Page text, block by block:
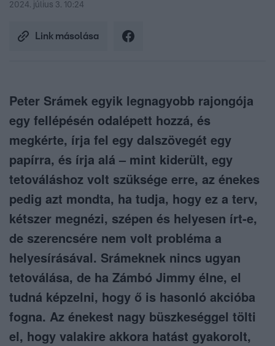
2024. július 3. 10:24
Link másolása
Peter Srámek egyik legnagyobb rajongója
egy fellépésén odalépett hozzá, és
megkérte, írja fel egy dalszövegét egy
papírra, és írja alá – mint kiderült, egy
tetováláshoz volt szüksége erre, az énekes
pedig azt mondta, ha tudja, hogy ez a terv,
kétszer megnézi, szépen és helyesen írt-e,
de szerencsére nem volt probléma a
helyesírásával. Srámeknek nincs ugyan
tetoválása, de ha Zámbó Jimmy élne, el
tudná képzelni, hogy ő is hasonló akcióba
fogna. Az énekest nagy büszkeséggel tölti
el, hogy valakire akkora hatást gyakorolt,